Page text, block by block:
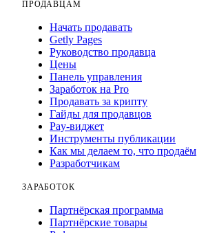
ПРОДАВЦАМ
Начать продавать
Getly Pages
Руководство продавца
Цены
Панель управления
Заработок на Pro
Продавать за крипту
Гайды для продавцов
Pay-виджет
Инструменты публикации
Как мы делаем то, что продаём
Разработчикам
ЗАРАБОТОК
Партнёрская программа
Партнёрские товары